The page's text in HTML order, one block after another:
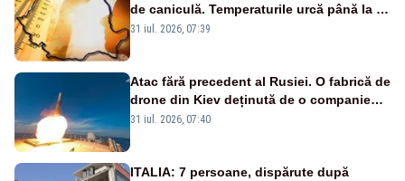
de caniculă. Temperaturile urcă până la 38
de grade, iar nopțile devin tropicale
31 iul. 2026, 07:39
Atac fără precedent al Rusiei. O fabrică de
drone din Kiev deținută de o companie
americană, distrusă de o rachetă
31 iul. 2026, 07:40
ITALIA: 7 persoane, dispărute după